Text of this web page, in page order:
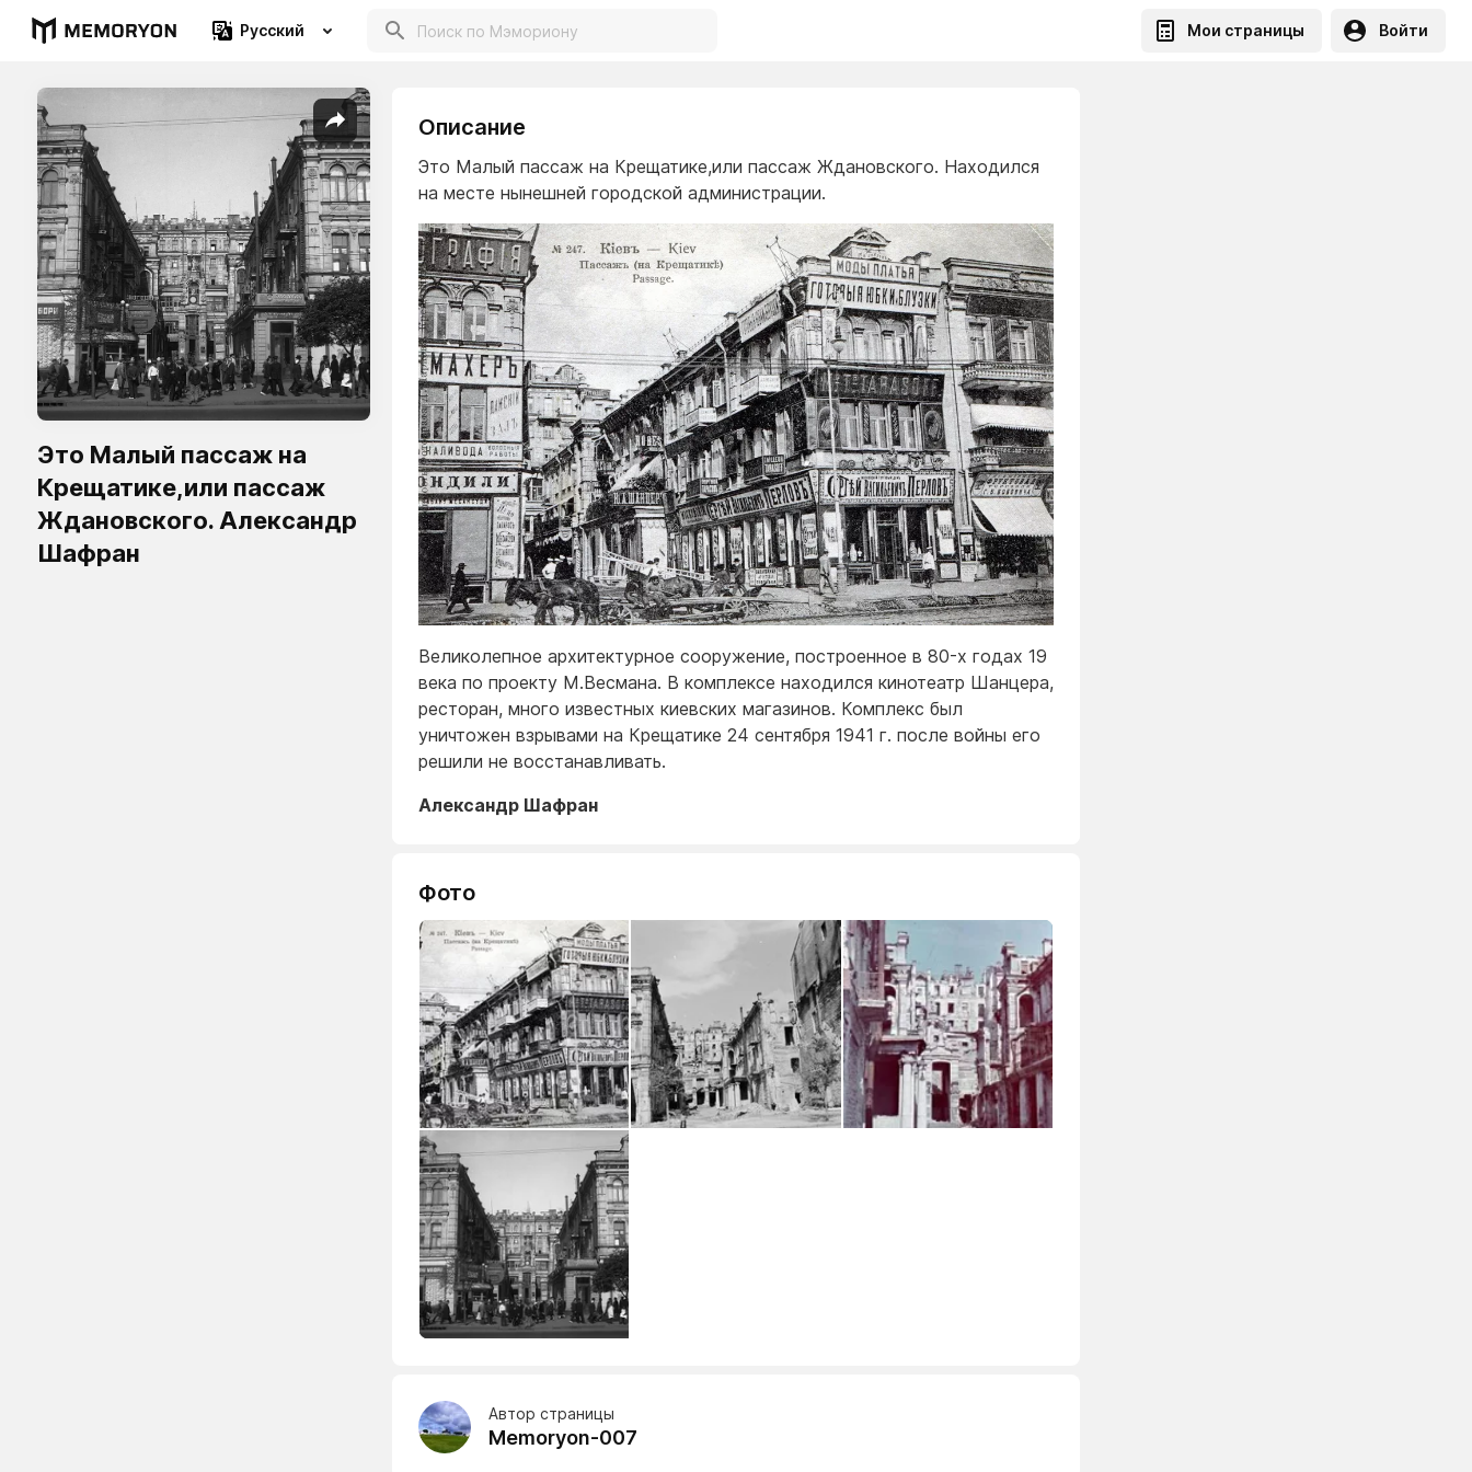
Русский Мои страницы Войти
Это Малый пассаж на
Крещатике,или пассаж
Ждановского. Александр
Шафран
Описание
Это Малый пассаж на Крещатике,или пассаж Ждановского. Находился
на месте нынешней городской администрации.
Великолепное архитектурное сооружение, построенное в 80-х годах 19
века по проекту М.Весмана. В комплексе находился кинотеатр Шанцера,
ресторан, много известных киевских магазинов. Комплекс был
уничтожен взрывами на Крещатике 24 сентября 1941 г. после войны его
решили не восстанавливать.
Александр Шафран
Фото
Автор страницы
Memoryon-007